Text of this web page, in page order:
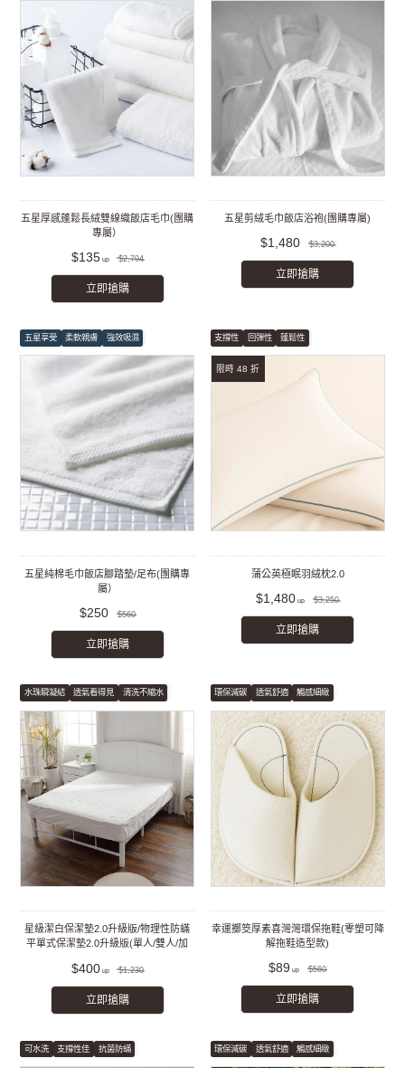
五星厚感蓬鬆長絨雙線織飯店毛巾(團購
專屬）
$135 $2,794
立即搶購
五星剪絨毛巾飯店浴袍(團購專屬)
$1,480 $3,200
立即搶購
五星享受 柔軟親膚 強效吸濕
五星純棉毛巾飯店腳踏墊/足布(團購專
屬）
$250 $560
立即搶購
限時 48 折
支撐性 回彈性 蓬鬆性
蒲公英極眠羽絨枕2.0
$1,480 $3,250
立即搶購
水珠瞬凝結 透氣看得見 清洗不縮水
星級潔白保潔墊2.0升級版/物理性防蟎
平單式保潔墊2.0升級版(單人/雙人/加
$400 $1,230
立即搶購
環保減碳 透氣舒適 觸感細緻
幸運擲筊厚素喜灣灣環保拖鞋(零塑可降
解拖鞋造型款)
$89 $560
立即搶購
可水洗 支撐性佳 抗菌防蟎 環保減碳 透氣舒適 觸感細緻